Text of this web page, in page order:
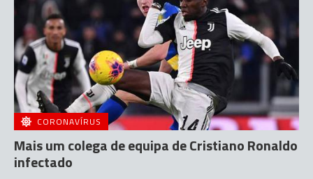
CORONAVÍRUS
Mais um colega de equipa de Cristiano Ronaldo
infectado